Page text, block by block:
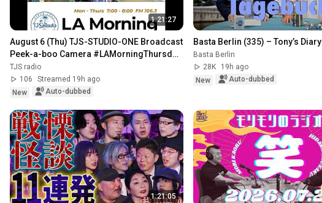
1:21:27
August 6 (Thu) TJS-STUDIO-ONE Broadcast
Peek-a-boo Camera #LAMorningThursday
#LAMTH
TJS radio
106
Streamed 19h ago
New
Auto-dubbed
Basta Berlin (335) – Tony’s Diary
Basta Berlin
28K
19h ago
New
Auto-dubbed
1:21:05